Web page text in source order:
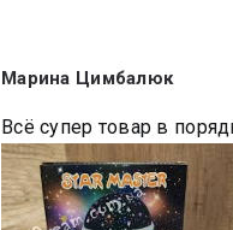
Марина Цимбалюк
Всё супер товар в